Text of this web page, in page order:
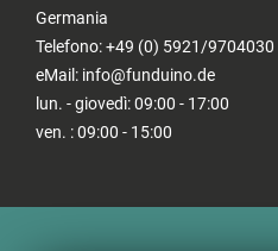
Germania
Telefono: +49 (0) 5921/9704030
eMail: info@funduino.de
lun. - giovedì: 09:00 - 17:00
ven. : 09:00 - 15:00